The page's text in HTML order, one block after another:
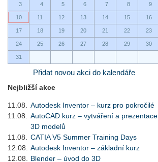
3 4 5 6 7 8 9
10 11 12 13 14 15 16
17 18 19 20 21 22 23
24 25 26 27 28 29 30
31
Přidat novou akci do kalendáře
Nejbližší akce
11.08.
Autodesk Inventor – kurz pro pokročilé
11.08.
AutoCAD kurz – vytváření a prezentace
3D modelů
11.08.
CATIA V5 Summer Training Days
12.08.
Autodesk Inventor – základní kurz
12.08.
Blender – úvod do 3D